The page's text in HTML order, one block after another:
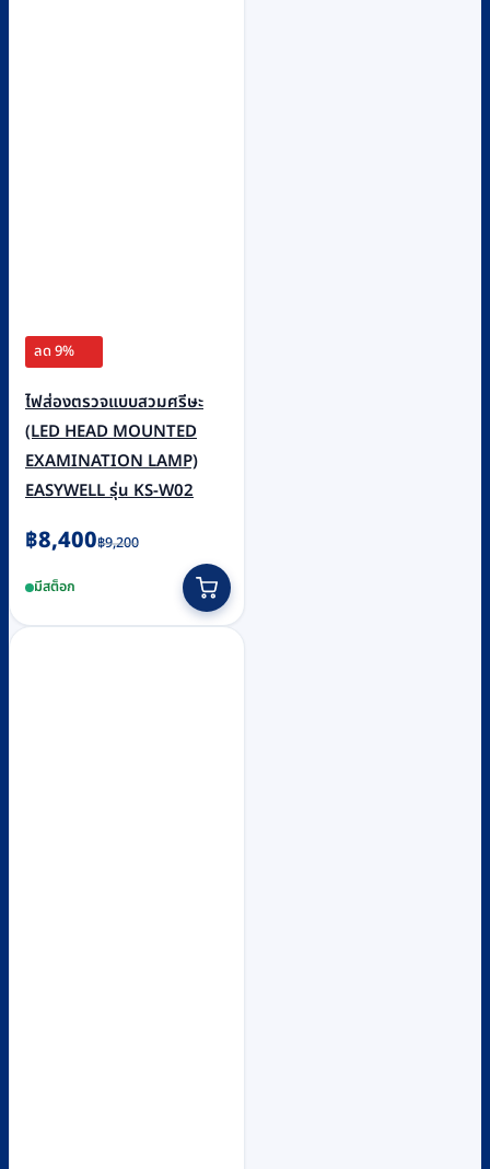
ลด 9%
ไฟส่องตรวจแบบสวมศรีษะ
(LED HEAD MOUNTED
EXAMINATION LAMP)
EASYWELL รุ่น KS-W02
฿9,200
Original
was:
฿9,200.
฿8,400
Current
is:
฿8,400.
มีสต็อก